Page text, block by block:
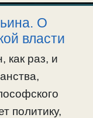
,
О
власти
раз, и
политику,